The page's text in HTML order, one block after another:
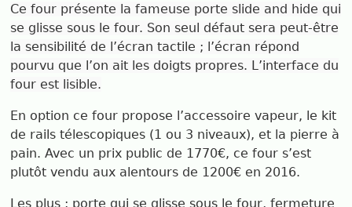
Ce four présente la fameuse porte slide and hide qui
se glisse sous le four. Son seul défaut sera peut-être
la sensibilité de l’écran tactile ; l’écran répond
pourvu que l’on ait les doigts propres. L’interface du
four est lisible.
En option ce four propose l’accessoire vapeur, le kit
de rails télescopiques (1 ou 3 niveaux), et la pierre à
pain. Avec un prix public de 1770€, ce four s’est
plutôt vendu aux alentours de 1200€ en 2016.
Les plus : porte qui se glisse sous le four, fermeture